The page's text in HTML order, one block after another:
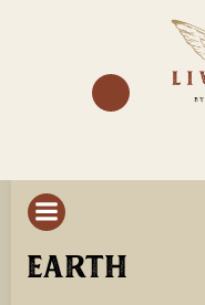
EARTH